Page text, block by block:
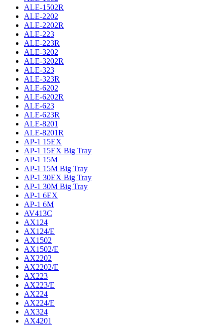
ALE-1502R
ALE-2202
ALE-2202R
ALE-223
ALE-223R
ALE-3202
ALE-3202R
ALE-323
ALE-323R
ALE-6202
ALE-6202R
ALE-623
ALE-623R
ALE-8201
ALE-8201R
AP-1 15EX
AP-1 15EX Big Tray
AP-1 15M
AP-1 15M Big Tray
AP-1 30EX Big Tray
AP-1 30M Big Tray
AP-1 6EX
AP-1 6M
AV413C
AX124
AX124/E
AX1502
AX1502/E
AX2202
AX2202/E
AX223
AX223/E
AX224
AX224/E
AX324
AX4201